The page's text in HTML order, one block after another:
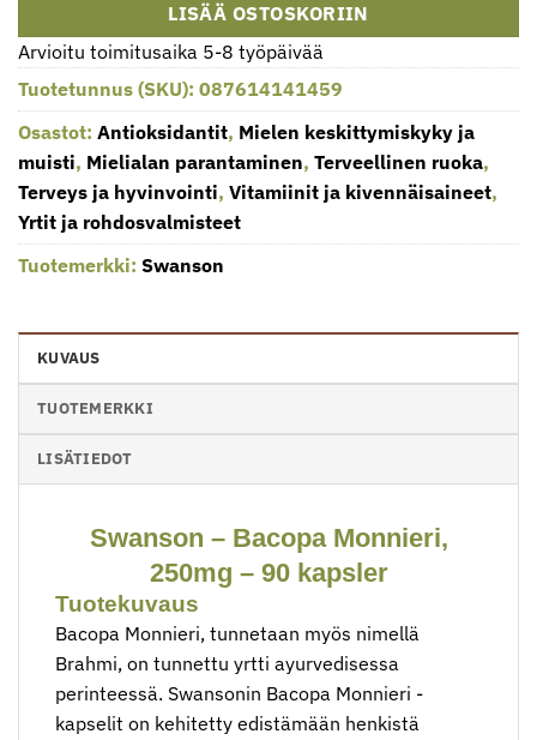
LISÄÄ OSTOSKORIIN
Arvioitu toimitusaika 5-8 työpäivää
Tuotetunnus (SKU): 087614141459
Osastot: Antioksidantit, Mielen keskittymiskyky ja
muisti, Mielialan parantaminen, Terveellinen ruoka,
Terveys ja hyvinvointi, Vitamiinit ja kivennäisaineet,
Yrtit ja rohdosvalmisteet
Tuotemerkki: Swanson
KUVAUS
TUOTEMERKKI
LISÄTIEDOT
Swanson – Bacopa Monnieri,
⁤250mg – ‌90‌ kapsler
Tuotekuvaus
Bacopa Monnieri, tunnetaan myös nimellä
Brahmi, on tunnettu yrtti ayurvedisessa
perinteessä. Swansonin Bacopa Monnieri -
kapselit on kehitetty edistämään henkistä